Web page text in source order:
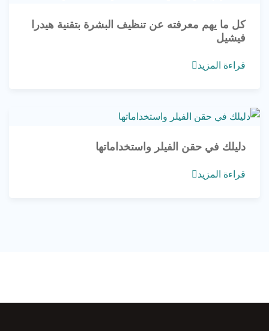
كل ما يهم معرفته عن تنظيف البشرة بتقنية هيدرا
فيشيل
قراءة المزيد
دليلك في حقن الفيلر واستخداماتها
قراءة المزيد